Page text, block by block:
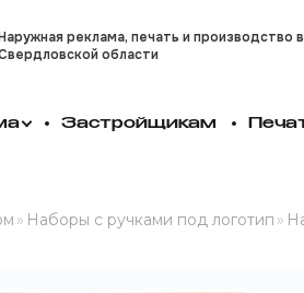
реклама, печать и производство в
области
Застройщикам
» Наборы с ручками под логотип »